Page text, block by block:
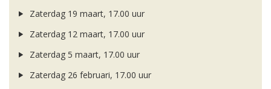
Zaterdag 19 maart, 17.00 uur
Zaterdag 12 maart, 17.00 uur
Zaterdag 5 maart, 17.00 uur
Zaterdag 26 februari, 17.00 uur